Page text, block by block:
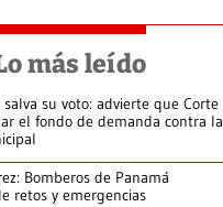
más leído
su voto: advierte que Corte
el fondo de demanda contra la
Bomberos de Panamá
retos y emergencias